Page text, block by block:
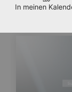
In meinen
ENTDECKEN
PERSONEN
LANDTAG